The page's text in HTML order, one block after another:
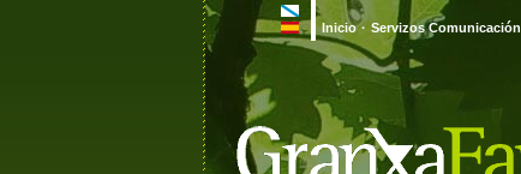
Inicio · Servizos Comunicación